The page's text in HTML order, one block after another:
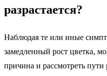
разрастается?
Наблюдая те или иные
замедленный рост цветка,
причина и рассмотреть